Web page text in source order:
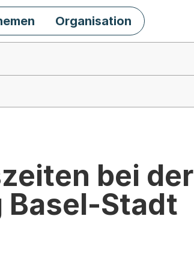
Organisation
bei der
Stadt